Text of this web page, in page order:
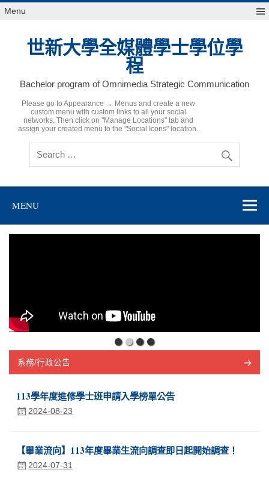
Skip
toMenu
世新大學全媒體學士學位學
程
Bachelor program of Omnimedia Strategic Communication
Please go to Appearance → Menus and create a new
custom menu with custom links to all your social
networks. Then click on "Manage Locations" tab and
assign your created menu to the "Social Icons" location.
MENU
系務/行政公告
113學年度進修學士班申請入學榜單公告
2024-08-23
【畢業流向】113年度畢業生流向調查即日起開始調查！
2024-07-31